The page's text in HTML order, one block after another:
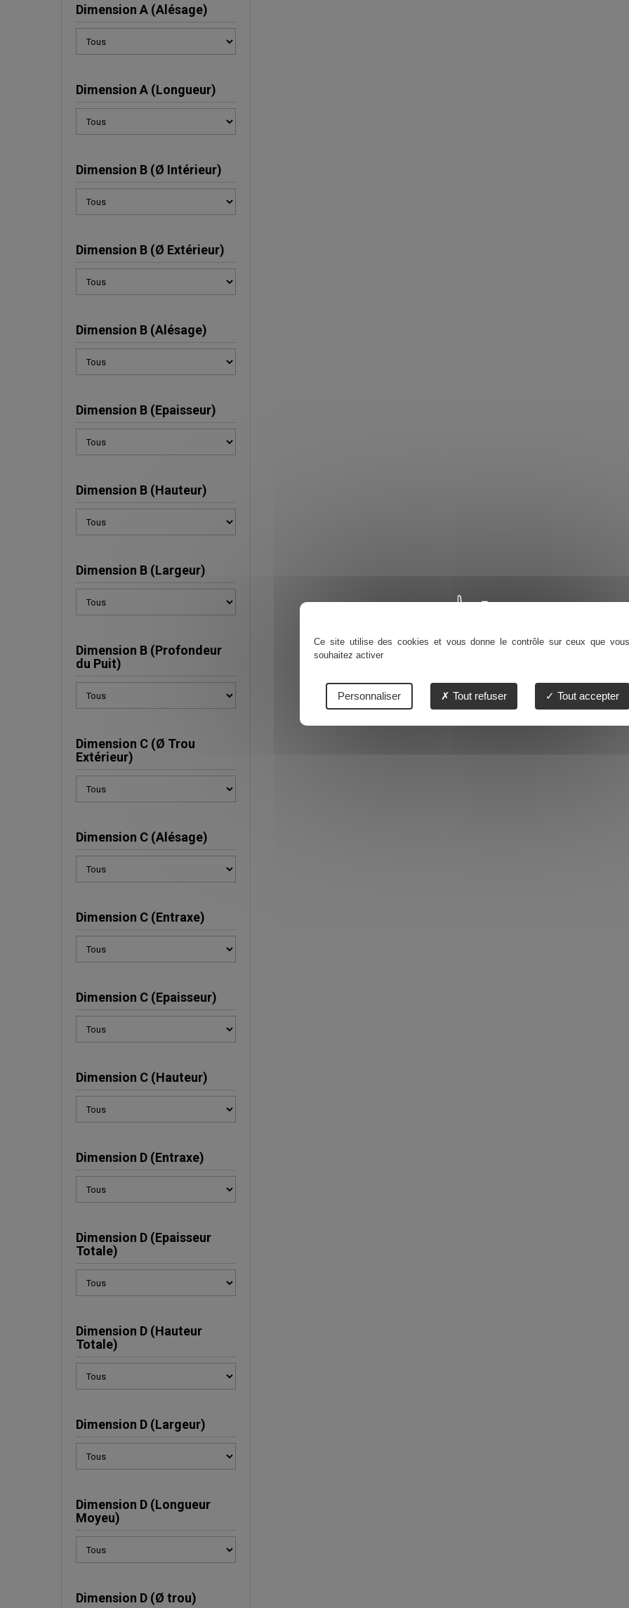
Dimension A (Alésage)
Dimension A (Longueur)
Dimension B (Ø Intérieur)
Dimension B (Ø Extérieur)
Dimension B (Alésage)
Dimension B (Epaisseur)
Dimension B (Hauteur)
Dimension B (Largeur)
Dimension B (Profondeur
du Puit)
Dimension C (Ø Trou
Extérieur)
Dimension C (Alésage)
Dimension C (Entraxe)
Dimension C (Epaisseur)
Dimension C (Hauteur)
Dimension D (Entraxe)
Dimension D (Epaisseur
Totale)
Dimension D (Hauteur
Totale)
Dimension D (Largeur)
Dimension D (Longueur
Moyeu)
Dimension D (Ø trou)
Ce site utilise des cookies et vous donne le contrôle sur ceux que vous
souhaitez activer
Tout accepter
Tout refuser
Personnaliser